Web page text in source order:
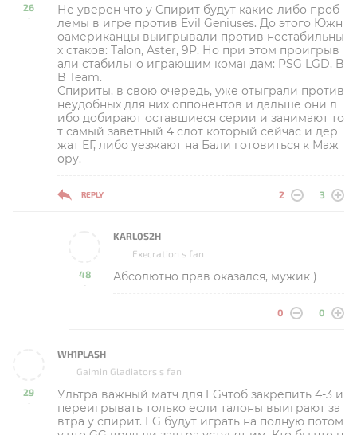
26
-
Не уверен что у Спирит будут какие-либо проб
лемы в игре против Evil Geniuses. До этого Южн
оамериканцы выигрывали против нестабильны
х стаков: Talon, Aster, 9P. Но при этом проигрыв
али стабильно играющим командам: PSG LGD, B
B Team.
Спириты, в свою очередь, уже отыграли против
неудобных для них оппонентов и дальше они л
ибо добирают оставшиеся серии и занимают то
т самый заветный 4 слот который сейчас и дер
жат ЕГ, либо уезжают на Бали готовиться к Маж
ору.
REPLY 2 3
48
-
KARL0S2H
Execration s fan
Абсолютно прав оказался, мужик )
0 0
29
-
WH1PLASH
Gaimin Gladiators s fan
Ультра важный матч для EGчтоб закрепить 4-3 и
переигрывать только если талоны выиграют за
втра у спирит. EG будут играть на полную потом